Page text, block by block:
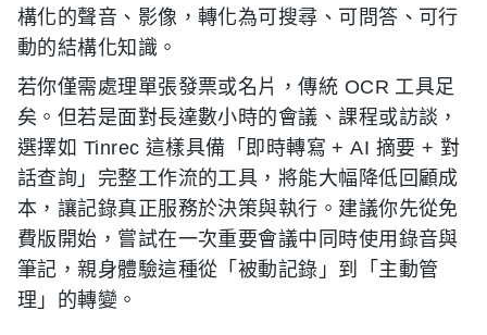
構化的聲音、影像，轉化為可搜尋、可問答、可行
動的結構化知識。
若你僅需處理單張發票或名片，傳統 OCR 工具足
矣。但若是面對長達數小時的會議、課程或訪談，
選擇如 Tinrec 這樣具備「即時轉寫 + AI 摘要 + 對
話查詢」完整工作流的工具，將能大幅降低回顧成
本，讓記錄真正服務於決策與執行。建議你先從免
費版開始，嘗試在一次重要會議中同時使用錄音與
筆記，親身體驗這種從「被動記錄」到「主動管
理」的轉變。